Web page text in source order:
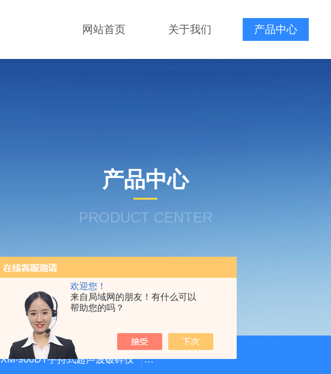
欢迎您！
来自局域网的朋友！有什么可以
帮助您的吗？
网站首页 关于我们 产品中心
产品中心
PRODUCT CENTER
XM-900DT手持式超声波破碎仪 XM-500UVF液晶静音款超声波清洗机